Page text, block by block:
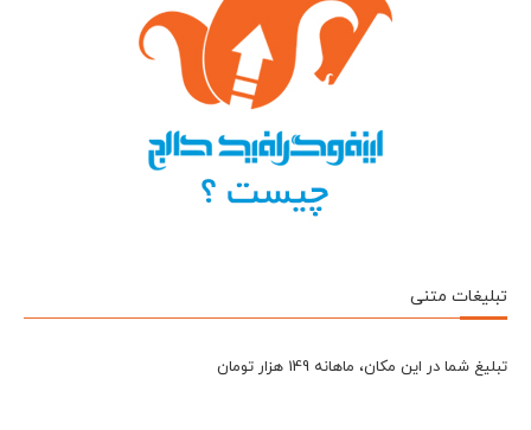
تبلیغات متنی
تبلیغ شما در این مکان، ماهانه 149 هزار تومان